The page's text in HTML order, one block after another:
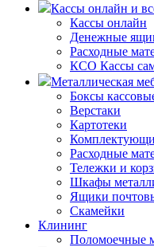
Кассы онлайн и
Кассы онлайн
Денежные
Расходные
КСО Кассы
Металлическая
Боксы
Верстаки
Картотеки
Расходные
Тележки и
Шкафы
Ящики
Скамейки
Клининг
Поломоечные